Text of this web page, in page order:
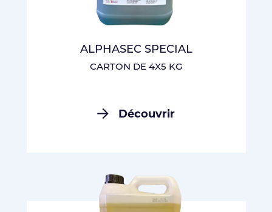
ALPHASEC SPECIAL
CARTON DE 4X5 KG
Découvrir